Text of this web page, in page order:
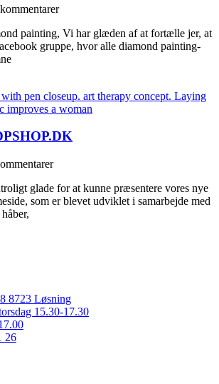
painting, Vi har glæden af at fortælle jer, at
gruppe, hvor alle diamond painting-
glade for at kunne præsentere vores nye
som er blevet udviklet i samarbejde med
8723 Løsning
15.30-17.30
26